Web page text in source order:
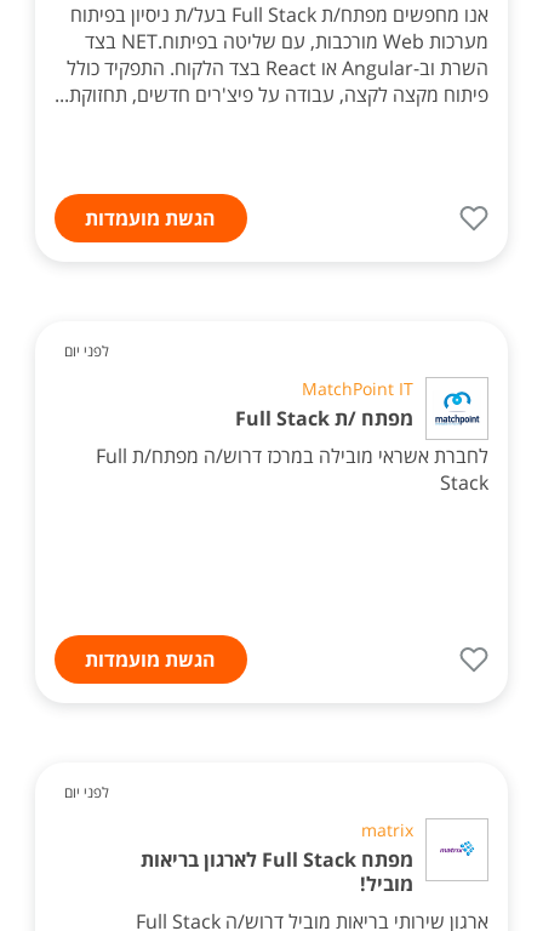
אנו מחפשים מפתח/ת Full Stack בעל/ת ניסיון בפיתוח
מערכות Web מורכבות, עם שליטה בפיתוח.NET בצד
השרת וב-Angular או React בצד הלקוח. התפקיד כולל
פיתוח מקצה לקצה, עבודה על פיצ'רים חדשים, תחזוקת...
הגשת מועמדות
לפני יום
MatchPoint IT
מפתח /ת Full Stack
לחברת אשראי מובילה במרכז דרוש/ה מפתח/ת Full
Stack
הגשת מועמדות
לפני יום
matrix
מפתח Full Stack לארגון בריאות
מוביל!
ארגון שירותי בריאות מוביל דרוש/ה Full Stack